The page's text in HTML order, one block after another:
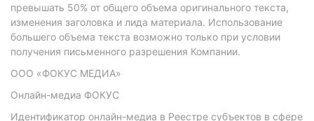
превышать 50% от общего объема оригинального текста,
изменения заголовка и лида материала. Использование
большего объема текста возможно только при условии
получения письменного разрешения Компании.
ООО «ФОКУС МЕДИА»
Онлайн-медиа ФОКУС
Идентификатор онлайн-медиа в Реестре субъектов в сфере